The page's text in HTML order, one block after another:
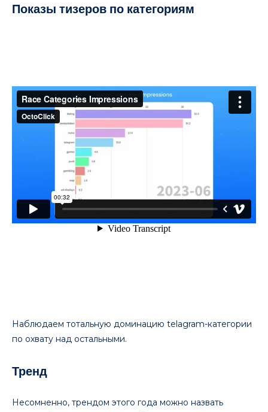
Показы тизеров по категориям
Наблюдаем тотальную доминацию telagram-категории
по охвату над остальными.
Тренд
Несомненно, трендом этого года можно назвать